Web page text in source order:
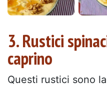
3. Rustici
caprino
Questi rustici sono la